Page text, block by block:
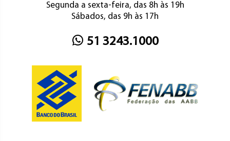
Segunda a sexta-feira, das 8h às 19h
Sábados, das 9h às 17h
51 3243.1000